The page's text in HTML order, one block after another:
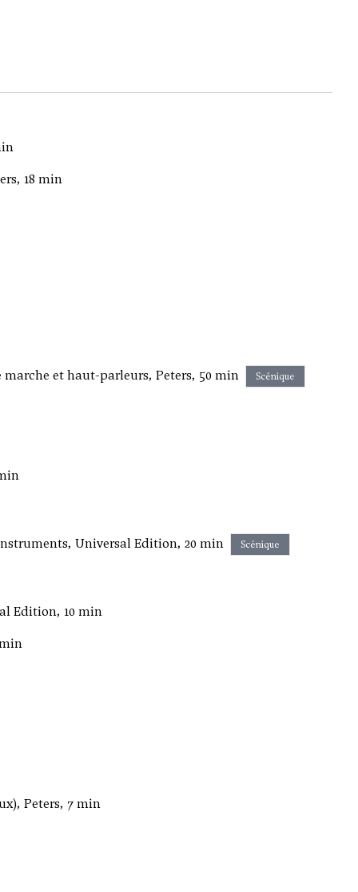
18 min
et haut-parleurs, Peters, 50 min Scénique
Universal Edition, 20 min Scénique
Edition, 10 min
Peters, 7 min